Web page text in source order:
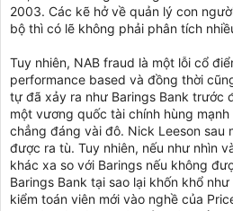
2003. Các kẽ hở về quản lý con
bộ thì có lẽ không phải phân tích
Tuy nhiên, NAB fraud là một lỗi cổ
performance based và đồng thời
tự đã xảy ra như Barings Bank trước
một vương quốc tài chính hùng
chẳng đáng vài đô. Nick Leeson sau
được ra tù. Tuy nhiên, nếu như nhìn
khác xa so với Barings nếu không
Barings Bank tại sao lại khốn khổ
kiểm toán viên mới vào nghề của